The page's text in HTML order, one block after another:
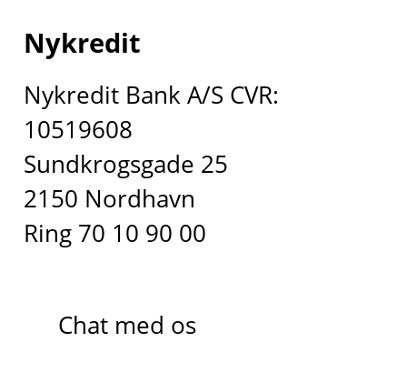
Nykredit
Nykredit Bank A/S CVR:
10519608
Sundkrogsgade 25
2150 Nordhavn
Ring 70 10 90 00
Chat med os